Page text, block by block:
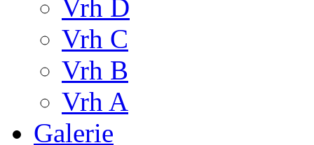
Vrh D
Vrh C
Vrh B
Vrh A
Galerie